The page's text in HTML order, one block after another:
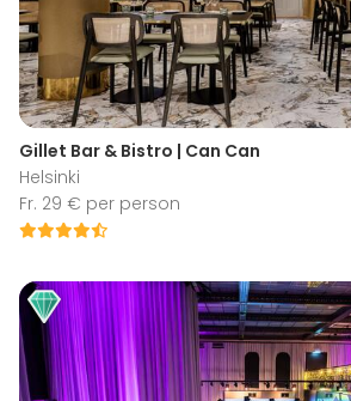
Gillet Bar & Bistro | Can Can
Helsinki
Fr. 29 € per person